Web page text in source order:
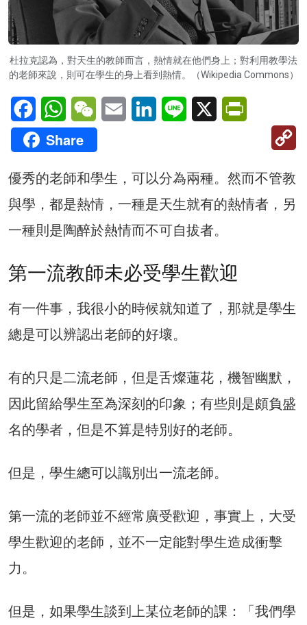
杜拉克認為，對天生的教師而言，熱情就在他們身上；對利用教學法
的老師來說，則可在學生的身上看到熱情。（Wikipedia Commons）
FacebookWhatsAppWeChatEmail LinkedInLine X
Share
優秀的老師和學生，可以分為兩種。然而不管教
與學，都是熱情，一種是天生就有的熱情者，另
一種則是陶醉於熱情而不可自拔者。
第一流教師未必受學生歡迎
有一件事，我很小的時候就知道了，那就是學生
總是可以辨認出老師的好壞。
有的只是二流老師，但是舌燦蓮花，機智幽默，
因此留給學生至為深刻的印象；有些則是頗負盛
名的學者，但是不算是特別好的老師。
但是，學生總可以識別出一流老師。
第一流的老師並不經常廣受歡迎，事實上，大受
學生歡迎的老師，並不一定能對學生造成衝擊
力。
但是，如果學生談到上某位老師的課：「我們學